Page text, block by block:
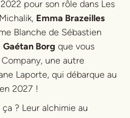
pour son rôle dans Les
Emma Brazeilles
Blanche de Sébastien
Gaétan Borg que vous
Company, une autre
Laporte, qui débarque au
2027 !
? Leur alchimie au